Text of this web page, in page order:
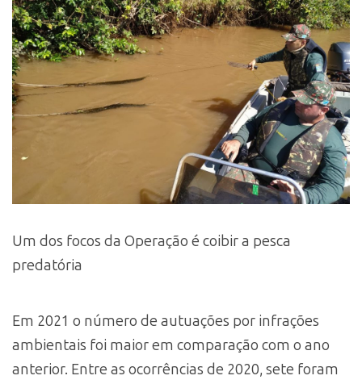
Um dos focos da Operação é coibir a pesca
predatória
Em 2021 o número de autuações por infrações
ambientais foi maior em comparação com o ano
anterior. Entre as ocorrências de 2020, sete foram